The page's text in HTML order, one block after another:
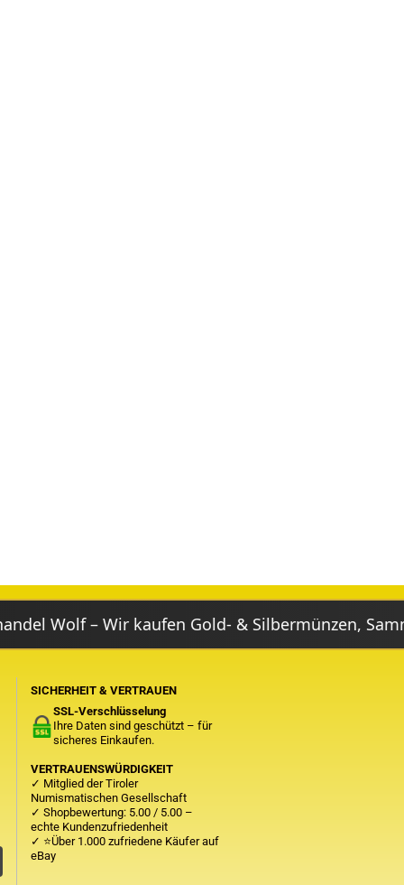
– Wir kaufen Gold- & Silbermünzen,
SICHERHEIT & VERTRAUEN
SSL-Verschlüsselung
Ihre Daten sind geschützt – für
sicheres Einkaufen.
VERTRAUENSWÜRDIGKEIT
✓ Mitglied der Tiroler
Numismatischen Gesellschaft
✓ Shopbewertung: 5.00 / 5.00 –
echte Kundenzufriedenheit
✓ ⭐Über 1.000 zufriedene Käufer auf
eBay